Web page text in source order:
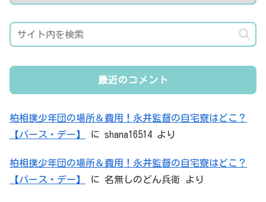
最近のコメント
柏相撲少年団の場所＆費用！永井監督の自宅寮はどこ？
【バース・デー】
に shana16514 より
柏相撲少年団の場所＆費用！永井監督の自宅寮はどこ？
【バース・デー】
に 名無しのどん兵衛 より